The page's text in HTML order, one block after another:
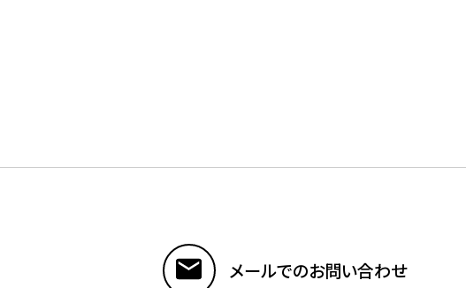
メールでのお問い合わせ